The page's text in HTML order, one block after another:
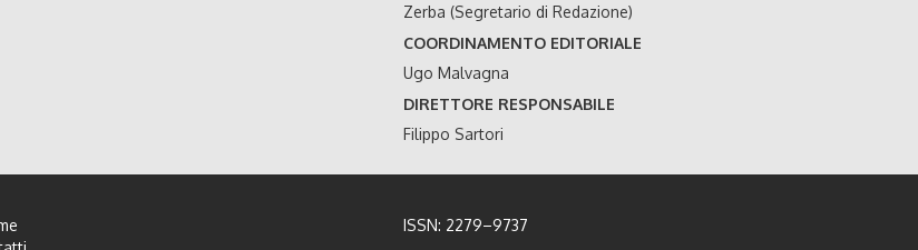
Zerba (Segretario di Redazione)
COORDINAMENTO EDITORIALE
Ugo Malvagna
DIRETTORE RESPONSABILE
Filippo Sartori
ISSN: 2279–9737